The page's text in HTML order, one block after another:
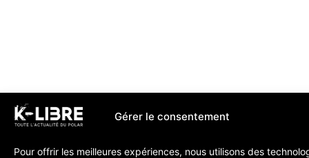
Gérer le consentement
Pour offrir les meilleures expériences, nous utilisons des